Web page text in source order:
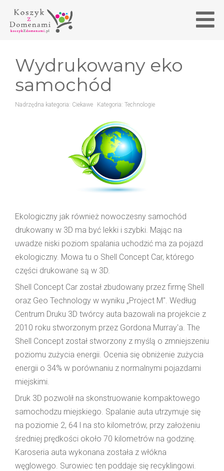
Wydrukowany eko
samochód
Nadrzędna kategoria: Ciekawe Kategoria: Technologie
Ekologiczny jak również nowoczesny samochód
drukowany w 3D ma być lekki i szybki. Mając na
uwadze niski poziom spalania uchodzić ma za pojazd
ekologiczny. Mowa tu o Shell Concept Car, którego
części drukowane są w 3D.
Shell Concept Car został zbudowany przez firmę Shell
oraz Geo Technology w wyniku „Project M". Według
Centrum Druku 3D twórcy auta bazowali na projekcie z
2010 roku stworzonym przez Gordona Murray'a. The
Shell Concept został stworzony z myślą o zmniejszeniu
poziomu zużycia energii. Ocenia się obniżenie zużycia
energii o 34% w porównaniu z normalnymi pojazdami
miejskimi.
Druk 3D pozwolił na skonstruowanie kompaktowego
samochodzu miejskiego. Spalanie auta utrzymuje się
na poziomie 2, 64 l na sto kilometrów, przy założeniu
średniej prędkości około 70 kilometrów na godzinę.
Karoseria auta wykonana została z włókna
węglowego. Surowiec ten poddaje się recyklingowi.